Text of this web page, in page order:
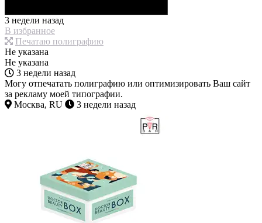
3 недели назад
В избранное
Печатаю полиграфию
Не указана
Не указана
3 недели назад
Могу отпечатать полиграфию или оптимизировать Ваш сайт
за рекламу моей типографии.
Москва, RU
3 недели назад